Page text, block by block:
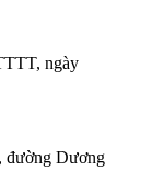
ngày
đường Dương